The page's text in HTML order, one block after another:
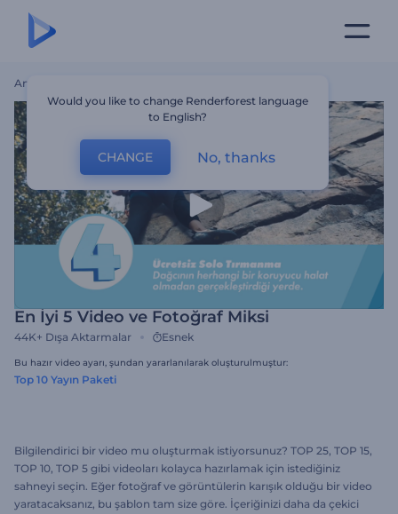
Ana Sayfa
En İyi 5 Video ve Fotoğraf Miksi
44K+ Dışa Aktarmalar Esnek
Bu hazır video ayarı, şundan yararlanılarak oluşturulmuştur:
Top 10 Yayın Paketi
Bilgilendirici bir video mu oluşturmak istiyorsunuz? TOP 25, TOP 15,
TOP 10, TOP 5 gibi videoları kolayca hazırlamak için istediğiniz
sahneyi seçin. Eğer fotoğraf ve görüntülerin karışık olduğu bir video
yaratacaksanız, bu şablon tam size göre. İçeriğinizi daha da çekici
Would you like to change Renderforest language
to English?
CHANGE No, thanks